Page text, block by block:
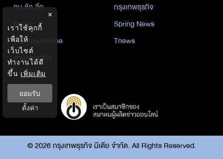
คม ชัด ลึก
กรุงเทพธุรกิจ
Nation
Spring News
Thainewsonline
Tnews
ฐานเศรษฐกิจ
©2026กรุงเทพธุรกิจ มีเดีย จำกัด. All Rights Reserved.
×
เราใช้คุกกี้
เพื่อให้
เว็บไซต์
ทำงานได้ดี
ขึ้น เพิ่มเติม
ยอมรับ
ตั้งค่า